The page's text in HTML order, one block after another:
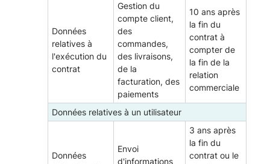
Données
relatives à
l'exécution du
contrat
Gestion du
compte client,
des
commandes,
des livraisons,
de la
facturation, des
paiements
10 ans après
la fin du
contrat à
compter de
la fin de la
relation
commerciale
Données relatives à un utilisateur
Données
Envoi
d'informations
3 ans après
la fin du
contrat ou le